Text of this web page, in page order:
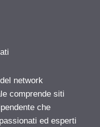
network
comprende siti
che
ed esperti